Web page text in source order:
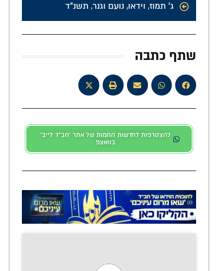
ג' תמוז, וידאו, נועם וגנר, תשנ"ד
שתף כתבה
להצטרפות לחדשות החמות של אתר 'חב"ד לייב'
בוואצפ